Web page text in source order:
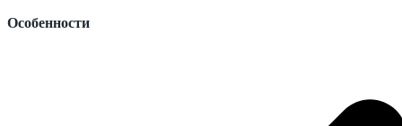
Особенности